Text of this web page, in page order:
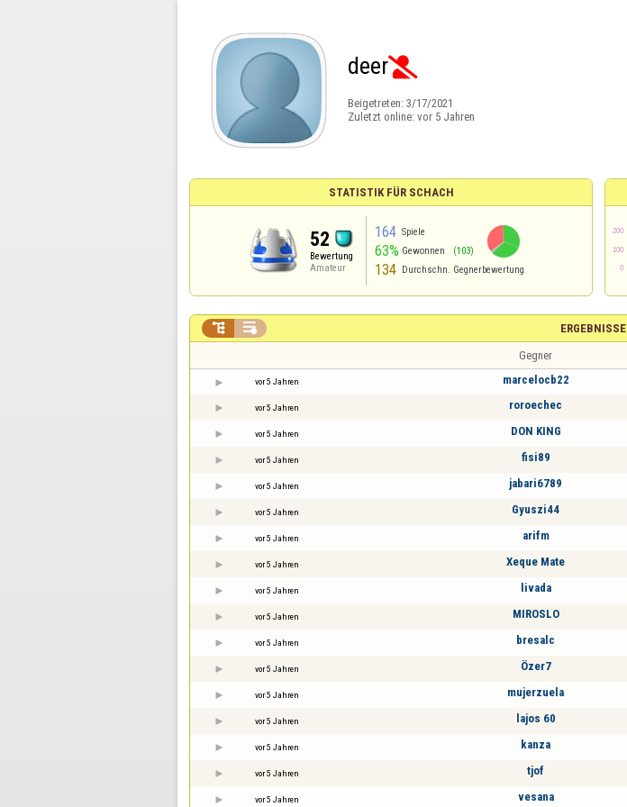
deer
Beigetreten: 3/17/2021
Zuletzt online: vor 5 Jahren
STATISTIK FÜR SCHACH
52
Bewertung
Amateur
164 Spiele
63% Gewonnen (103)
134 Durchschn. Gegnerbewertung
ERGEBNISSE
 
Gegner
vor 5 Jahren marcelocb22
vor 5 Jahren roroechec
vor 5 Jahren DON KING
vor 5 Jahren fisi89
vor 5 Jahren jabari6789
vor 5 Jahren Gyuszi44
vor 5 Jahren arifm
vor 5 Jahren Xeque Mate
vor 5 Jahren livada
vor 5 Jahren MIROSLO
vor 5 Jahren bresalc
vor 5 Jahren Özer7
vor 5 Jahren mujerzuela
vor 5 Jahren lajos 60
vor 5 Jahren kanza
vor 5 Jahren tjof
vor 5 Jahren vesana